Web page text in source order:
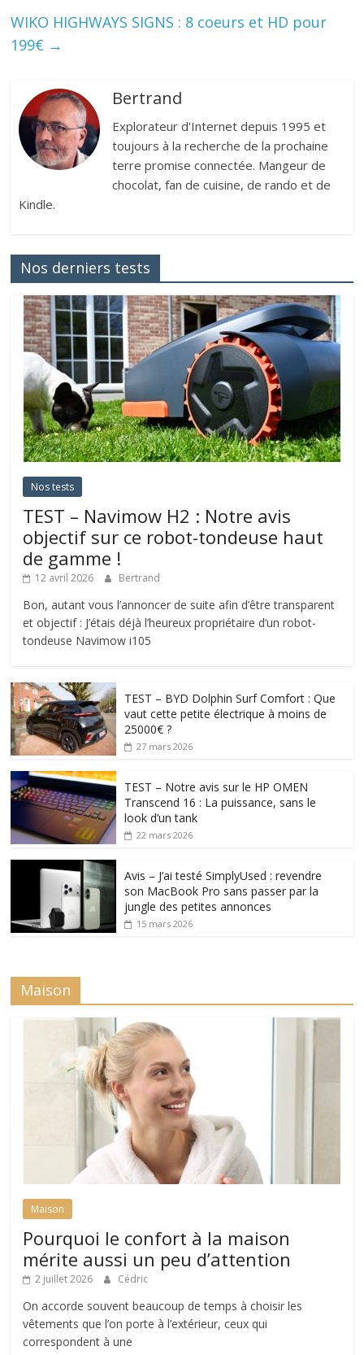
WIKO HIGHWAYS SIGNS : 8 coeurs et HD pour
199€ →
Bertrand
Explorateur d'Internet depuis 1995 et
toujours à la recherche de la prochaine
terre promise connectée. Mangeur de
chocolat, fan de cuisine, de rando et de
Kindle.
Nos derniers tests
Nos tests
TEST – Navimow H2 : Notre avis
objectif sur ce robot-tondeuse haut
de gamme !
12 avril 2026 Bertrand
Bon, autant vous l’annoncer de suite afin d’être transparent
et objectif : J’étais déjà l’heureux propriétaire d’un robot-
tondeuse Navimow i105
TEST – BYD Dolphin Surf Comfort : Que
vaut cette petite électrique à moins de
25000€ ?
27 mars 2026
TEST – Notre avis sur le HP OMEN
Transcend 16 : La puissance, sans le
look d’un tank
22 mars 2026
Avis – J’ai testé SimplyUsed : revendre
son MacBook Pro sans passer par la
jungle des petites annonces
15 mars 2026
Maison
Maison
Pourquoi le confort à la maison
mérite aussi un peu d’attention
2 juillet 2026 Cédric
On accorde souvent beaucoup de temps à choisir les
vêtements que l’on porte à l’extérieur, ceux qui
correspondent à une